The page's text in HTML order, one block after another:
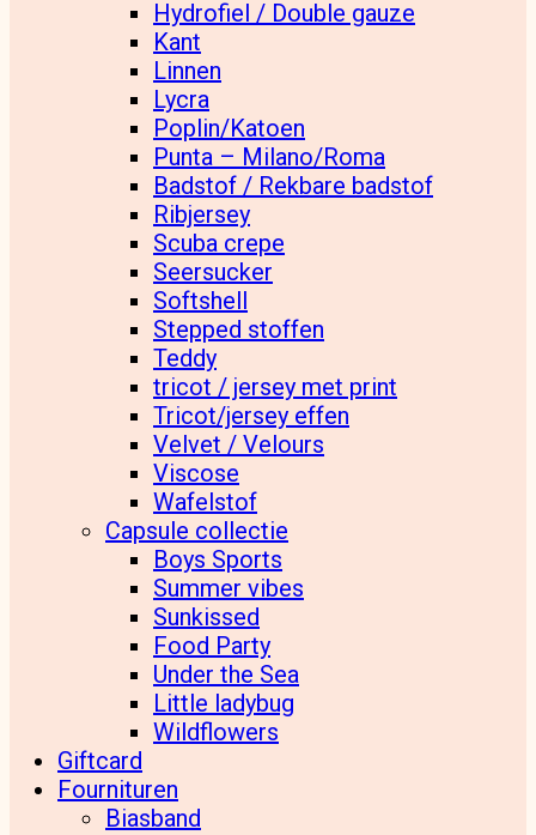
Hydrofiel / Double gauze
Kant
Linnen
Lycra
Poplin/Katoen
Punta – Milano/Roma
Badstof / Rekbare badstof
Ribjersey
Scuba crepe
Seersucker
Softshell
Stepped stoffen
Teddy
tricot / jersey met print
Tricot/jersey effen
Velvet / Velours
Viscose
Wafelstof
Capsule collectie
Boys Sports
Summer vibes
Sunkissed
Food Party
Under the Sea
Little ladybug
Wildflowers
Giftcard
Fournituren
Biasband